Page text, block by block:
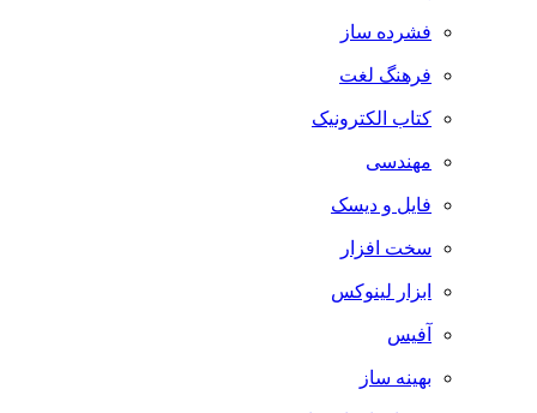
فشرده ساز
فرهنگ لغت
کتاب الکترونیک
مهندسی
فایل و دیسک
سخت افزار
ابزار لینوکس
آفیس
بهینه ساز